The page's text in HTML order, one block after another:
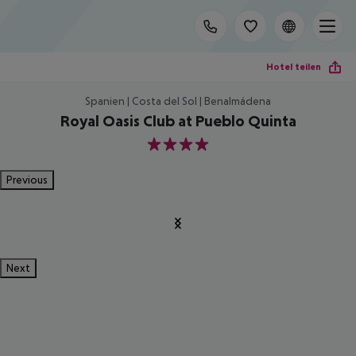
Hotel teilen
Spanien | Costa del Sol | Benalmádena
Royal Oasis Club at Pueblo Quinta
4
Previous
Next